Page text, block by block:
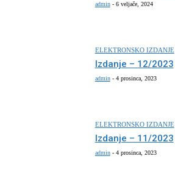
admin - 6 veljače, 2024
ELEKTRONSKO IZDANJE
Izdanje – 12/2023
admin - 4 prosinca, 2023
ELEKTRONSKO IZDANJE
Izdanje – 11/2023
admin - 4 prosinca, 2023